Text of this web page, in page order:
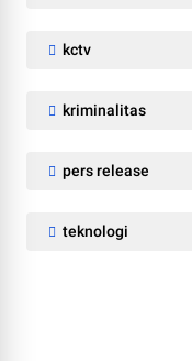
kctv
kriminalitas
pers release
teknologi